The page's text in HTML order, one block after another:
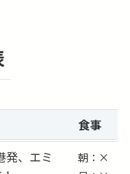
ます。
ランを一緒に作
食事
発、エミ
朝：×